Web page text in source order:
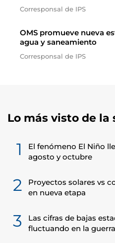
Corresponsal de IPS
OMS promueve nueva
agua y saneamiento
Corresponsal de IPS
Lo más visto de la
1
El fenómeno El Niño
agosto y octubre
2
Proyectos solares vs
en nueva etapa
3
Las cifras de bajas
fluctuando en la